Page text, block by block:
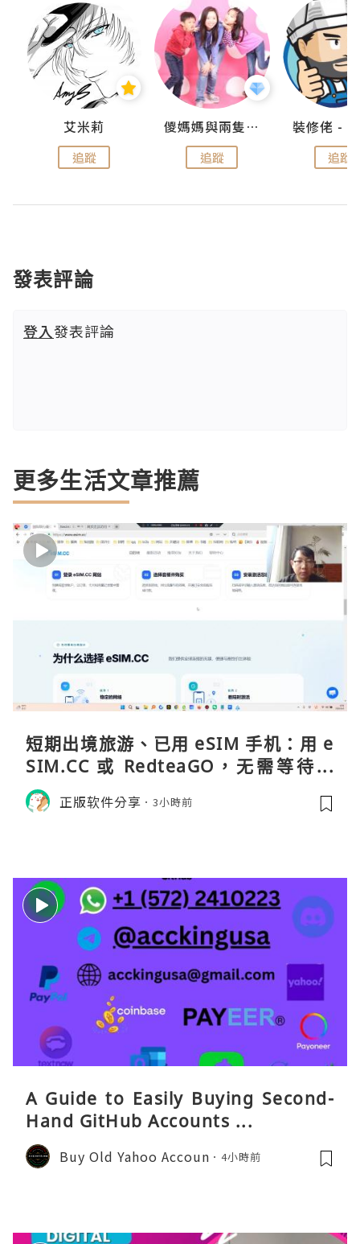
艾米莉
追蹤
儍媽媽與兩隻小魔怪之家
追蹤 追蹤
發表評論
登入發表評論
更多生活文章推薦
短期出境旅游、已用 eSIM 手机：用 e
SIM.CC 或 RedteaGO，无需等待收
货。需要“当地号码 + 通话短信”（如
打车、外卖、客户联络）：优先 Redt
正版软件分享 3小時前
A Guide to Easily Buying Second-
Hand GitHub Accounts ...
Buy Old Yahoo Accoun 4小時前